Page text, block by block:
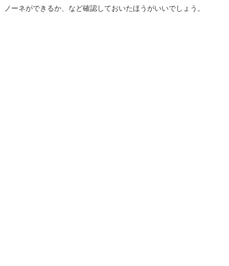
ノーネができるか、など確認しておいたほうがいいでしょう。